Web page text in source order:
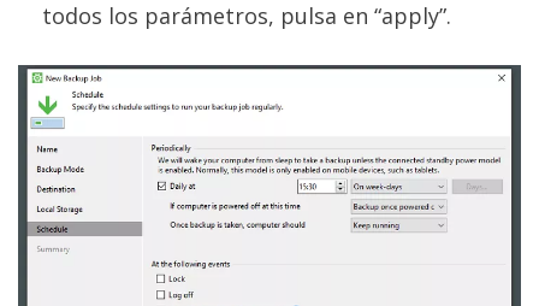
todos los parámetros, pulsa en “apply”.